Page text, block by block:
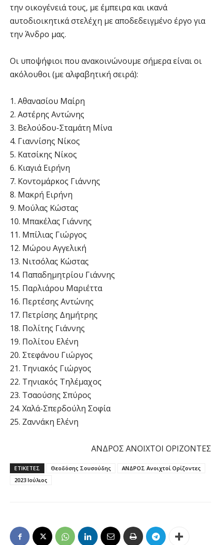
την οικογένειά τους, με έμπειρα και ικανά
αυτοδιοικητικά στελέχη με αποδεδειγμένο έργο για
την Άνδρο μας.
Οι υποψήφιοι που ανακοινώνουμε σήμερα είναι οι
ακόλουθοι (με αλφαβητική σειρά):
1. Αθανασίου Μαίρη
2. Αστέρης Αντώνης
3. Βελούδου-Σταμάτη Μίνα
4. Γιαννίσης Νίκος
5. Κατσίκης Νίκος
6. Κιαγιά Ειρήνη
7. Κοντομάρκος Γιάννης
8. Μακρή Ειρήνη
9. Μούλας Κώστας
10. Μπακέλας Γιάννης
11. Μπίλιας Γιώργος
12. Μώρου Αγγελική
13. Νιτσόλας Κώστας
14. Παπαδημητρίου Γιάννης
15. Παρλιάρου Μαριέττα
16. Περτέσης Αντώνης
17. Πετρίσης Δημήτρης
18. Πολίτης Γιάννης
19. Πολίτου Ελένη
20. Στεφάνου Γιώργος
21. Τηνιακός Γιώργος
22. Τηνιακός Τηλέμαχος
23. Τσαούσης Σπύρος
24. Χαλά-Σπερδούλη Σοφία
25. Ζαννάκη Ελένη
ΑΝΔΡΟΣ ΑΝΟΙΧΤΟΙ ΟΡΙΖΟΝΤΕΣ
ΕΤΙΚΕΤΕΣ Θεοδόσης Σουσούδης
ΑΝΔΡΟΣ Ανοιχτοί Ορίζοντες
2023 Ιούλιος